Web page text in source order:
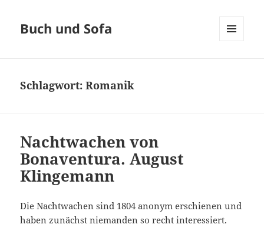
Buch und Sofa
Schlagwort:Romanik
Nachtwachen von
Bonaventura. August
Klingemann
Die Nachtwachen sind 1804 anonym erschienen und
haben zunächst niemanden so recht interessiert.